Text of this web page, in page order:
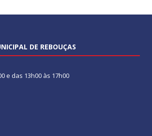
DE REBOUÇAS
e das 13h00 às 17h00